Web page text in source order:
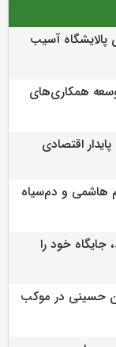
پالایشگاه آسیب
همکاری‌های
اقتصادی
هاشمی و دم‌سیاه
درآمد، جایگاه خود را
حسینی در موکب